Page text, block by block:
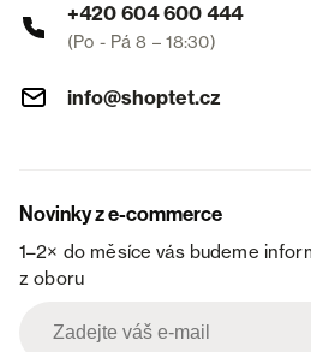
+420 604 600 444
(Po - Pá 8 – 18:30)
info@shoptet.cz
Novinky z e-commerce
1–2× do měsíce vás budeme
z oboru